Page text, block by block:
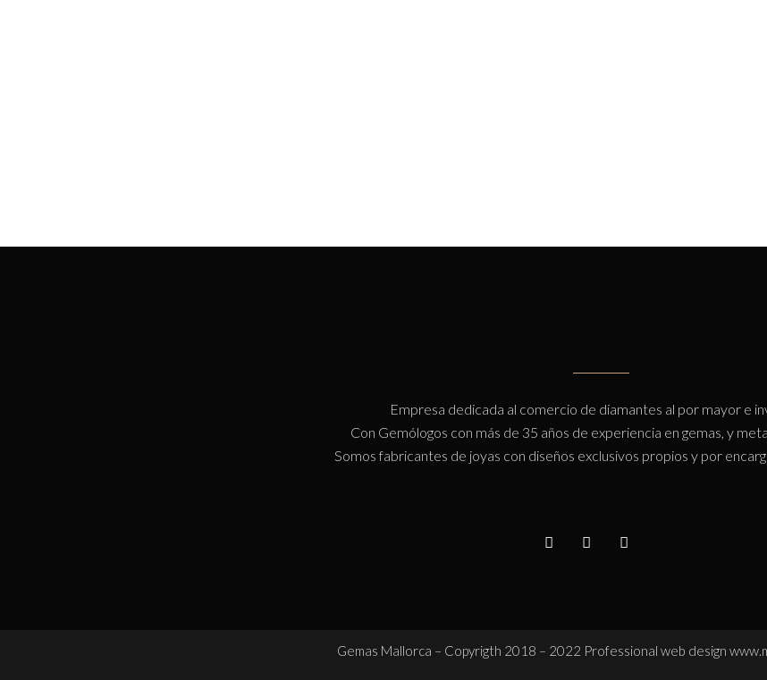
Empresa dedicada al comercio de diamantes al por mayor e
Con Gemólogos con más de 35 años de experiencia en gemas, y
Somos fabricantes de joyas con diseños exclusivos propios y por
Gemas Mallorca – Copyrigth 2018 – 2022 Professional web design